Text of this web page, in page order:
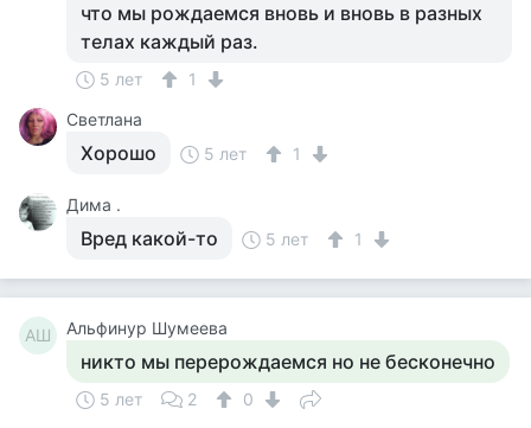
что мы рождаемся вновь и вновь в разных
телах каждый раз.
5 лет
1
Cветлана
Хорошо 5 лет 1
Дима .
Вред какой-то 5 лет 1
АШ Альфинур Шумеева
никто мы перерождаемся но не бесконечно
5 лет 2 0